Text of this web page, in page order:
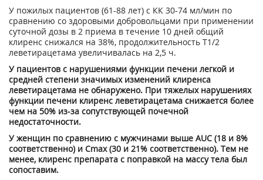
У пожилых пациентов (61-88 лет) с КК 30-74 мл/мин по
сравнению со здоровыми добровольцами при применении
суточной дозы в 2 приема в течение 10 дней общий
клиренс снижался на 38%, продолжительность Т1/2
леветирацетама увеличивалась на 2,5 ч.
У пациентов с нарушениями функции печени легкой и
средней степени значимых изменений клиренса
леветирацетама не обнаружено. При тяжелых нарушениях
функции печени клиренс леветирацетама снижается более
чем на 50% из-за сопутствующей почечной
недостаточности.
У женщин по сравнению с мужчинами выше AUC (18 и 8%
соответственно) и Сmах(30 и 21% соответственно). Тем не
менее, клиренс препарата с поправкой на массу тела был
сопоставим.